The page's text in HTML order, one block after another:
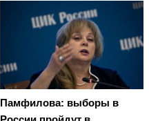
Памфилова: выборы в